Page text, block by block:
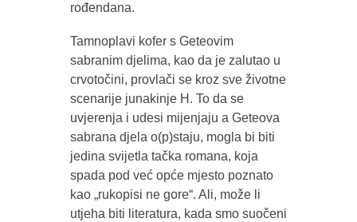
rođendana.
Tamnoplavi kofer s Geteovim
sabranim djelima, kao da je zalutao u
crvotočini, provlači se kroz sve životne
scenarije junakinje H. To da se
uvjerenja i udesi mijenjaju a Geteova
sabrana djela o(p)staju, mogla bi biti
jedina svijetla tačka romana, koja
spada pod već opće mjesto poznato
kao „rukopisi ne gore“. Ali, može li
utjeha biti literatura, kada smo suočeni